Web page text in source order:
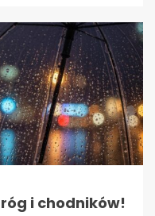
i chodników!